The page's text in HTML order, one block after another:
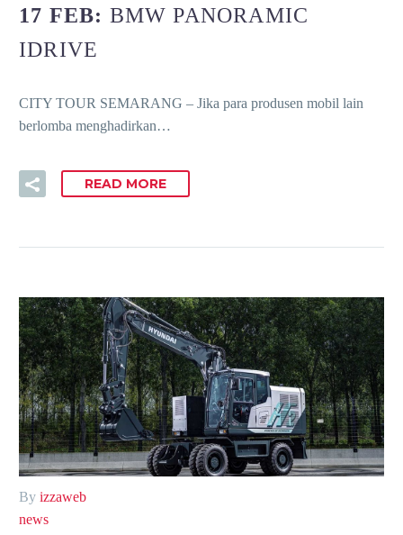
17 FEB: BMW PANORAMIC
IDRIVE
CITY TOUR SEMARANG – Jika para produsen mobil lain
berlomba menghadirkan…
READ MORE
By izzaweb
news